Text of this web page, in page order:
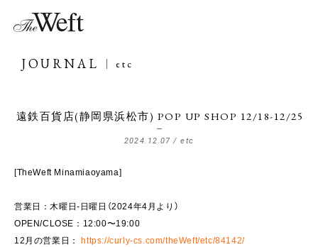
JOURNAL etc
遠鉄百貨店(静岡県浜松市) POP UP SHOP 12/18-12/25
2024.12.07 / etc
[TheWeft Minamiaoyama]
営業日：木曜日-日曜日（2024年4月より）
OPEN/CLOSE：12:00〜19:00
12月の営業日： https://curly-cs.com/theWeft/etc/84142/